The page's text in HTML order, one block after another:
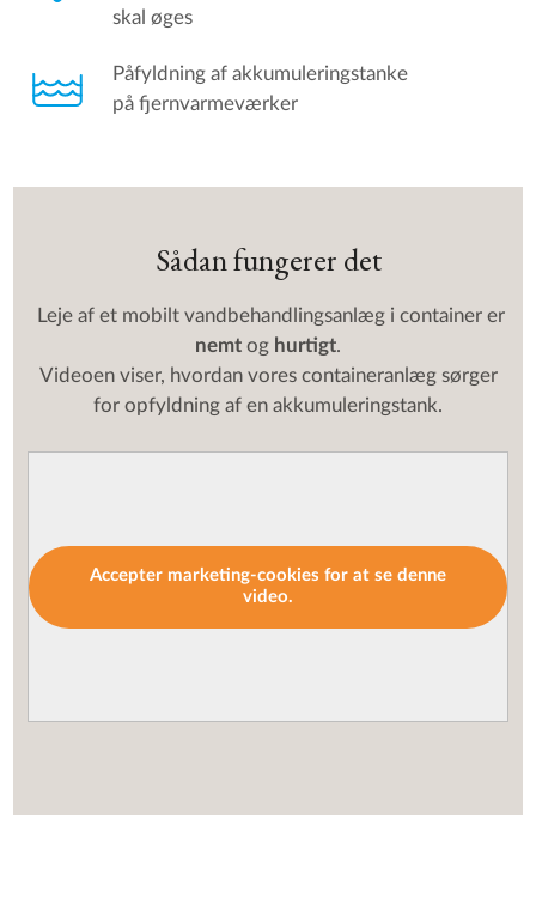
skal øges
Påfyldning af akkumuleringstanke
på fjernvarmeværker
Sådan fungerer det
Leje af et mobilt vandbehandlingsanlæg i container er
nemt og hurtigt.
Videoen viser, hvordan vores containeranlæg sørger
for opfyldning af en akkumuleringstank.
Accepter marketing-cookies for at se denne
video.